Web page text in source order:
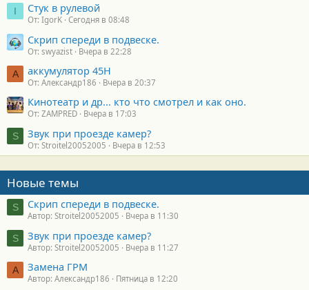
I Стук в рулевой
От: IgorK Сегодня в 08:48
Скрип спереди в подвеске.
От: swyazist Вчера в 22:28
А аккумулятор 45H
От: Александр186 Вчера в 20:37
Кинотеатр и др... кто что смотрел и как оно.
От: ZAMPRED Вчера в 17:03
S Звук при проезде камер?
От: Stroitel20052005 Вчера в 12:53
Новые темы
S Скрип спереди в подвеске.
Автор: Stroitel20052005 Вчера в 11:30
S Звук при проезде камер?
Автор: Stroitel20052005 Вчера в 11:27
А Замена ГРМ
Автор: Александр186 Пятница в 12:20